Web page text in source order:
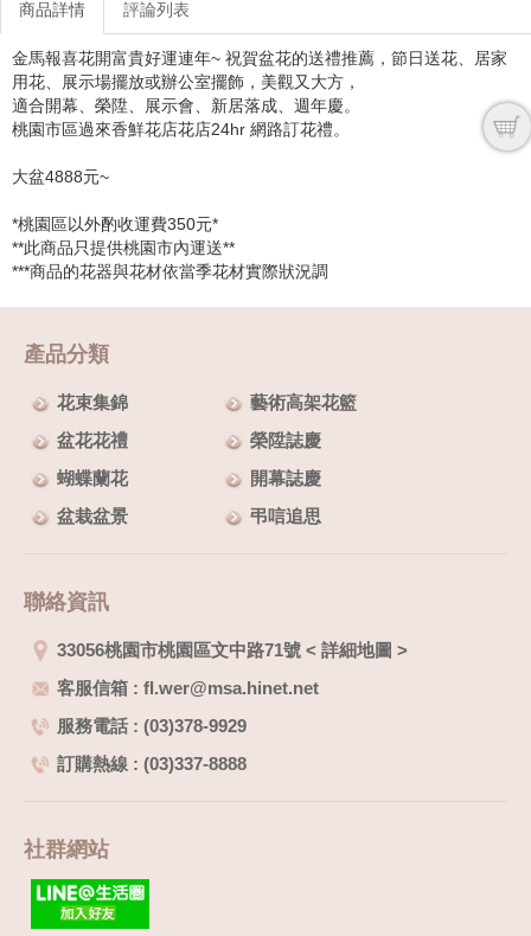
商品詳情 評論列表
金馬報喜花開富貴好運連年~ 祝賀盆花的送禮推薦，節日送花、居家
用花、展示場擺放或辦公室擺飾，美觀又大方，
適合開幕、榮陞、展示會、新居落成、週年慶。
桃園市區過來香鮮花店花店24hr 網路訂花禮。
大盆4888元~
*桃園區以外酌收運費350元*
**此商品只提供桃園市內運送**
***商品的花器與花材依當季花材實際狀況調
產品分類
花束集錦
盆花花禮
蝴蝶蘭花
盆栽盆景
藝術高架花籃
榮陞誌慶
開幕誌慶
弔唁追思
聯絡資訊
33056桃園市桃園區文中路71號 < 詳細地圖 >
客服信箱 : fl.wer@msa.hinet.net
服務電話 : (03)378-9929
訂購熱線 : (03)337-8888
社群網站